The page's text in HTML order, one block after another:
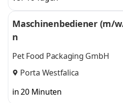
Maschinenbediener (m/
n
Pet Food Packaging GmbH
Porta Westfalica
in 20 Minuten